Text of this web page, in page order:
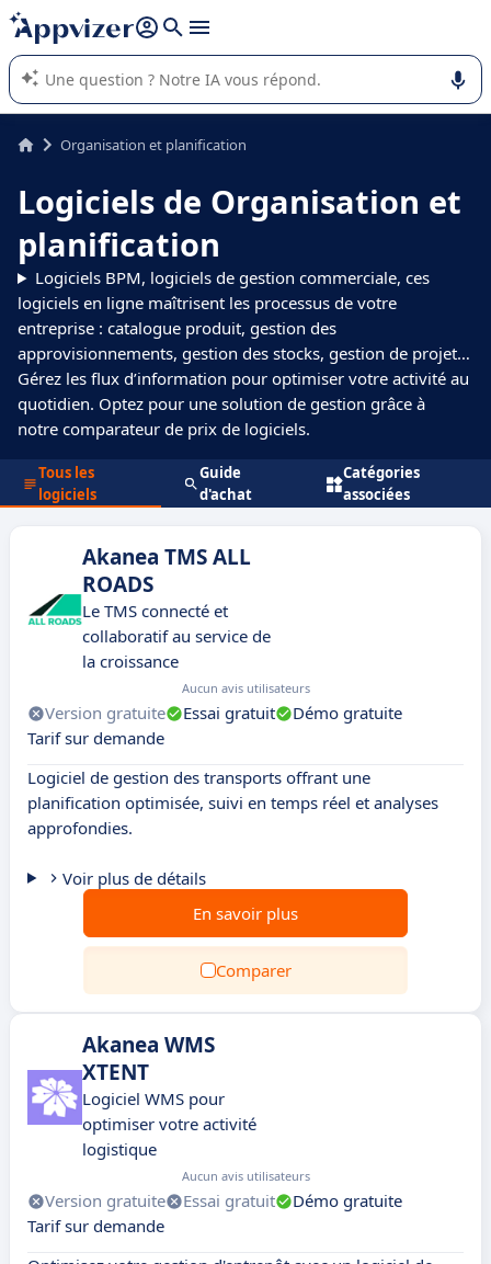
répondre (plusieurs lignes avec
L'IA de Appvizer vous guide dans l'utilisation ou la sélection de
logiciel SaaS en entreprise.
Organisation et planification
Logiciels de Organisation et
planification
Logiciels BPM, logiciels de gestion commerciale, ces
logiciels en ligne maîtrisent les processus de votre
entreprise : catalogue produit, gestion des
approvisionnements, gestion des stocks, gestion de projet…
Gérez les flux d’information pour optimiser votre activité au
quotidien. Optez pour une solution de gestion grâce à
notre comparateur de prix de logiciels.
Tous les
logiciels
Guide
d'achat
Catégories
associées
Akanea TMS ALL
ROADS
Le TMS connecté et
collaboratif au service de
la croissance
Aucun avis utilisateurs
Version gratuite Essai gratuit
Démo gratuite
Tarif sur demande
Logiciel de gestion des transports offrant une
planification optimisée, suivi en temps réel et analyses
approfondies.
Voir plus de détails
En savoir plus
Comparer
Akanea WMS
XTENT
Logiciel WMS pour
optimiser votre activité
logistique
Aucun avis utilisateurs
Version gratuite Essai gratuit
Démo gratuite
Tarif sur demande